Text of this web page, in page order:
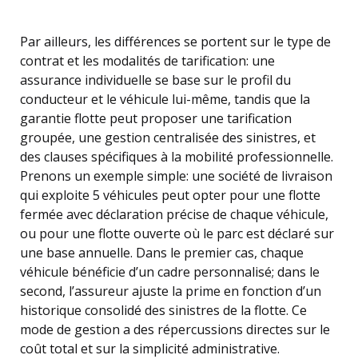
Par ailleurs, les différences se portent sur le type de
contrat et les modalités de tarification: une
assurance individuelle se base sur le profil du
conducteur et le véhicule lui-même, tandis que la
garantie flotte peut proposer une tarification
groupée, une gestion centralisée des sinistres, et
des clauses spécifiques à la mobilité professionnelle.
Prenons un exemple simple: une société de livraison
qui exploite 5 véhicules peut opter pour une flotte
fermée avec déclaration précise de chaque véhicule,
ou pour une flotte ouverte où le parc est déclaré sur
une base annuelle. Dans le premier cas, chaque
véhicule bénéficie d’un cadre personnalisé; dans le
second, l’assureur ajuste la prime en fonction d’un
historique consolidé des sinistres de la flotte. Ce
mode de gestion a des répercussions directes sur le
coût total et sur la simplicité administrative.